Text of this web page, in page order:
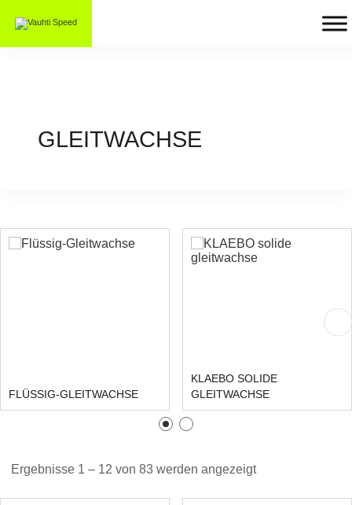
GLEITWACHSE
FLÜSSIG-GLEITWACHSE
KLAEBO SOLIDE
GLEITWACHSE
Ergebnisse 1 – 12 von 83 werden angezeigt